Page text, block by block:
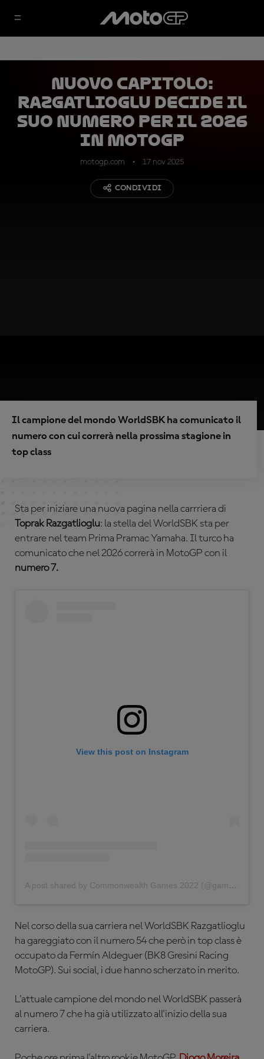
Nuovo capitolo:
Razgatlioglu decide il
suo numero per il 2026
in MotoGP
motogp.com 17 nov 2025
CONDIVIDI
Il campione del mondo WorldSBK ha comunicato il
numero con cui correrà nella prossima stagione in
top class
Sta per iniziare una nuova pagina nella carrriera di
Toprak Razgatlioglu: la stella del WorldSBK sta per
entrare nel team Prima Pramac Yamaha. Il turco ha
comunicato che nel 2026 correrà in MotoGP con il
numero 7.
View this post on Instagram
A post shared by Commonwealth Games 2022 (@gamescommonwealth)
Nel corso della sua carriera nel WorldSBK Razgatlioglu
ha gareggiato con il numero 54 che però in top class è
occupato da Fermín Aldeguer (BK8 Gresini Racing
MotoGP). Sui social, i due hanno scherzato in merito.
L'attuale campione del mondo nel WorldSBK passerà
al numero 7 che ha già utilizzato all'inizio della sua
carriera.